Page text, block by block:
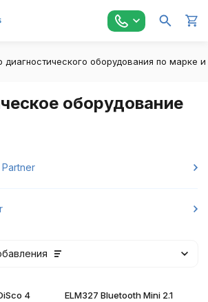
диагностического оборудования по марке
оборудование
4
ELM327 Bluetooth Mini 2.1